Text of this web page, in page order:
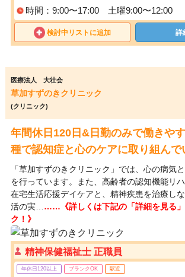
時間：9:00〜17:00 土曜9:00〜12:00
検討中リストに追加 詳
医療法人 大壮会
草加すずのきクリニック
(クリニック)
年間休日120日&日勤のみで働きや
種で認知症と心のケアに取り組んで
「草加すずのきクリニック」では、心の病気
を行っています。また、高齢者の認知機能リ
在宅生活応援デイケアと、精神疾患を治療し
活の実… ……《詳しくは下記の「詳細を見る
ク！》
精神保健福祉士 正職員
年休日120以上 ブランクOK 駅近